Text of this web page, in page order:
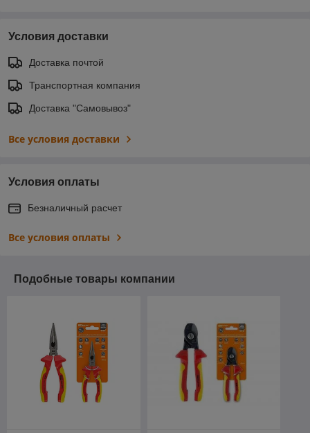
Условия доставки
Доставка почтой
Транспортная компания
Доставка "Самовывоз"
Все условия доставки
Условия оплаты
Безналичный расчет
Все условия оплаты
Подобные товары компании